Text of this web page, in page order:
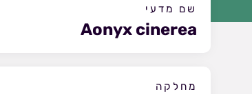
שם מדעי
Aonyx cinerea
מחלקה